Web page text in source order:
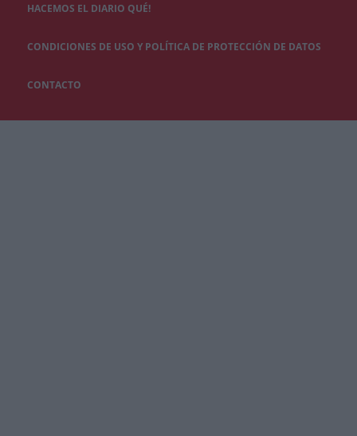
HACEMOS EL DIARIO QUÉ!
CONDICIONES DE USO Y POLÍTICA DE PROTECCIÓN DE DATOS
CONTACTO